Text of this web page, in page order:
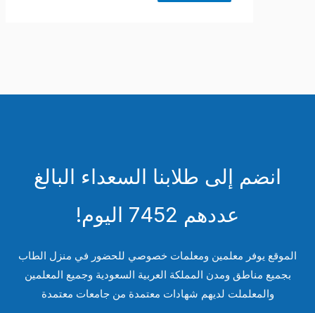
انضم إلى طلابنا السعداء البالغ
عددهم 7452 اليوم!
يوفر معلمين ومعلمات خصوصي للحضور في منزل الطاب
بجميع مناطق ومدن المملكة العربية السعودية وجميع المعلمين
والمعلملت لديهم شهادات معتمدة من جامعات معتمدة